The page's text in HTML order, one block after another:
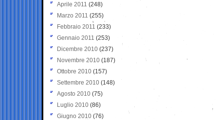
Aprile 2011 (248)
Marzo 2011 (255)
Febbraio 2011 (233)
Gennaio 2011 (253)
Dicembre 2010 (237)
Novembre 2010 (187)
Ottobre 2010 (157)
Settembre 2010 (148)
Agosto 2010 (75)
Luglio 2010 (86)
Giugno 2010 (76)